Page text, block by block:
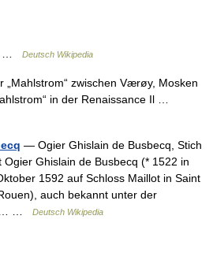
… Deutsch Wikipedia
„Mahlstrom“ zwischen Værøy, Mosken
in der Renaissance Il …
— Ogier Ghislain de Busbecq, Stich
Ghislain de Busbecq (* 1522 in
1592 auf Schloss Maillot in Saint
auch bekannt unter der
…
Deutsch Wikipedia